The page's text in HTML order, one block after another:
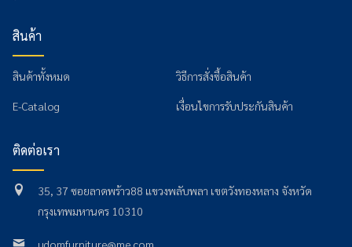
สินค้า
สินค้าทั้งหมด
E-Catalog
วิธีการสั่งซื้อสินค้า
เงื่อนไขการรับประกันสินค้า
ติดต่อเรา
35, 37 ซอยลาดพร้าว88 แขวงพลับพลา เขตวังทองหลาง จังหวัด
กรุงเทพมหานคร 10310
udomfurniture@me.com